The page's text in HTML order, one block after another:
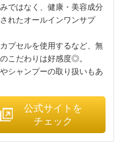
ではなく、健康・美容成分
れたオールインワンサプ
プセルを使用するなど、無
こだわりは好感度◎。
シャンプーの取り扱いもあ
公式サイトを
チェック